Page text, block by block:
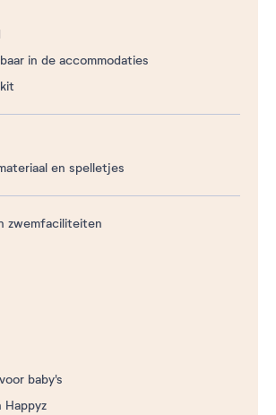
in de accommodaties
en spelletjes
zwemfaciliteiten
baby's
Happyz